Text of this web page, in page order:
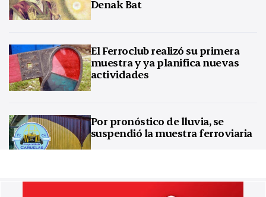
Denak Bat
El Ferroclub realizó su primera
muestra y ya planifica nuevas
actividades
Por pronóstico de lluvia, se
suspendió la muestra ferroviaria